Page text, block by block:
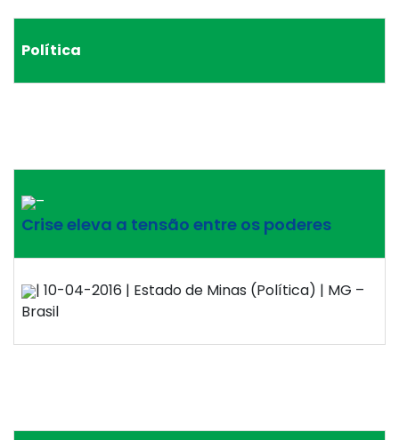
Política
–
Crise eleva a tensão entre os poderes
| 10-04-2016 | Estado de Minas (Política) | MG –
Brasil